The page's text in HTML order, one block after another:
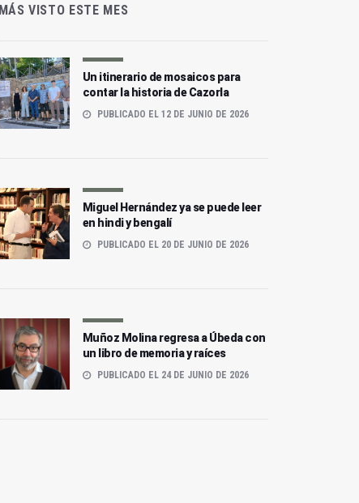
MÁS VISTO ESTE MES
Un itinerario de mosaicos para
contar la historia de Cazorla
PUBLICADO EL 12 DE JUNIO DE 2026
Miguel Hernández ya se puede leer
en hindi y bengalí
PUBLICADO EL 20 DE JUNIO DE 2026
Muñoz Molina regresa a Úbeda con
un libro de memoria y raíces
PUBLICADO EL 24 DE JUNIO DE 2026